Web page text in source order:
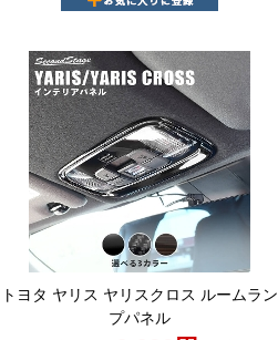
トヨタ ヤリス ヤリスクロス ルームラン
プパネル